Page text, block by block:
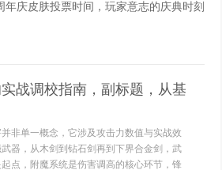
年庆皮肤投票时间，玩家意志的庆典时刻
战调校指南，副标题，从基
非单一概念，它涉及攻击力数值与实战效
器，从木剑到钻石剑再到下界合金剑，武
点，附魔系统是伤害调高的核心环节，锋